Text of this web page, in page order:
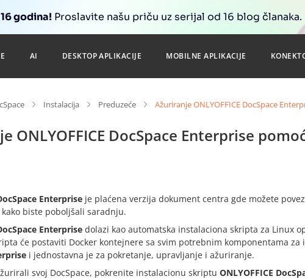
godina! Proslavite našu priču uz serijal od 16 blog članaka.
AI DESKTOP APLIKACIJE MOBILNE APLIKACIJE
Instalacija Preduzeće Ažuriranje ONLYOFFICE DocSpace
ONLYOFFICE DocSpace Enterprise
Enterprise je plaćena verzija dokument centra gde možete
biste poboljšali saradnju.
Enterprise dolazi kao automatska instalaciona skripta za Linux
će postaviti Docker kontejnere sa svim potrebnim komponentama za
i jednostavna je za pokretanje, upravljanje i ažuriranje.
svoj DocSpace, pokrenite instalacionu skriptu ONLYOFFICE